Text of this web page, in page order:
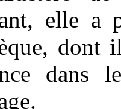
elle a
dont